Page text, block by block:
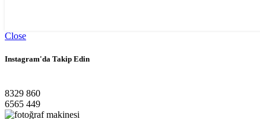
Close
Instagram'da Takip Edin
8329 860
6565 449